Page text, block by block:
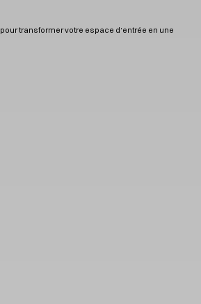
pour transformer votre espace d’entrée en une